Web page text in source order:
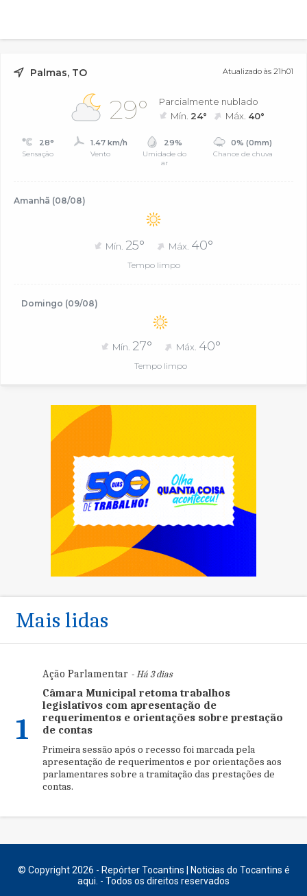
Palmas, TO Atualizado às 21h01
29°
Parcialmente nublado
Mín. 24° Máx. 40°
28°
Sensação
1.47 km/h
Vento
29%
Umidade do
ar
0% (0mm)
Chance de chuva
Amanhã (08/08)
Mín. 25° Máx. 40°
Tempo limpo
Domingo (09/08)
Mín. 27° Máx. 40°
Tempo limpo
Mais lidas
1
Ação Parlamentar - Há 3 dias
Câmara Municipal retoma trabalhos
legislativos com apresentação de
requerimentos e orientações sobre prestação
de contas
Primeira sessão após o recesso foi marcada pela
apresentação de requerimentos e por orientações aos
parlamentares sobre a tramitação das prestações de
contas.
© Copyright 2026 - Repórter Tocantins | Noticias do Tocantins é
aqui. - Todos os direitos reservados